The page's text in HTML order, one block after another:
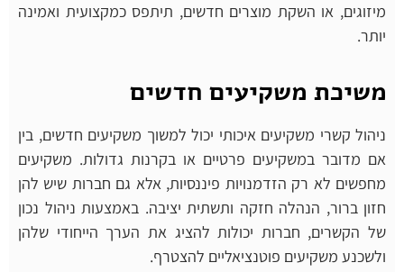
מיזוגים, או השקת מוצרים חדשים, תיתפס כמקצועית ואמינה
יותר.
משיכת משקיעים חדשים
ניהול קשרי משקיעים איכותי יכול למשוך משקיעים חדשים, בין
אם מדובר במשקיעים פרטיים או בקרנות גדולות. משקיעים
מחפשים לא רק הזדמנויות פיננסיות, אלא גם חברות שיש להן
חזון ברור, הנהלה חזקה ותשתית יציבה. באמצעות ניהול נכון
של הקשרים, חברות יכולות להציג את הערך הייחודי שלהן
ולשכנע משקיעים פוטנציאליים להצטרף.